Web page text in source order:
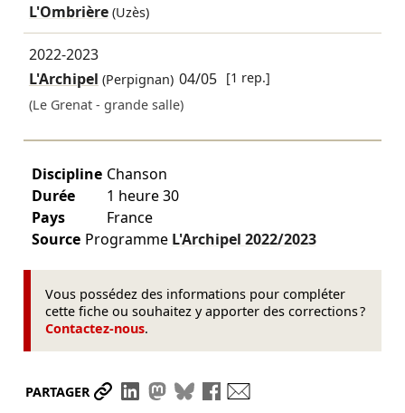
L'Ombrière (Uzès)
2022-2023
L'Archipel (Perpignan) 04/05 [1 rep.]
(Le Grenat - grande salle)
Discipline Chanson
Durée
1 heure 30
Pays
France
Source Programme L'Archipel 2022/2023
Vous possédez des informations pour compléter
cette fiche ou souhaitez y apporter des corrections ?
Contactez-nous.
PARTAGER Partager le lien
Partager sur LinkedIn
Partager sur Mastodon
Partager sur Bluesky
Partager sur Facebook